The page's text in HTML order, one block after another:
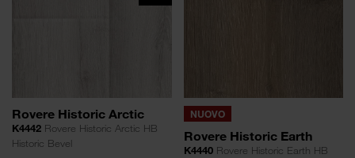
Rovere Historic Arctic
K4442 Rovere Historic Arctic HB
Historic Bevel
NUOVO
Rovere Historic Earth
K4440Rovere Historic Earth HB